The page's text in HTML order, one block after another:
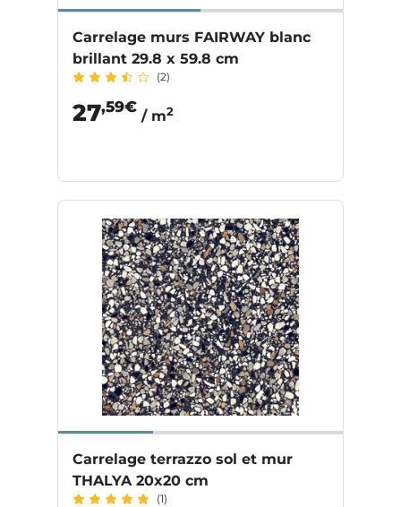
Carrelage murs FAIRWAY blanc
brillant 29.8 x 59.8 cm
(2)
27,59€
/ m2
Carrelage terrazzo sol et mur
THALYA 20x20 cm
(1)